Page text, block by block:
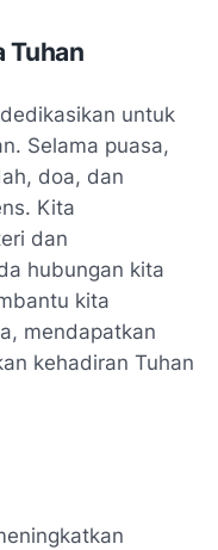
Tuhan
untuk
Selama puasa,
doa, dan
Kita
dan
hubungan kita
kita
mendapatkan
kehadiran Tuhan